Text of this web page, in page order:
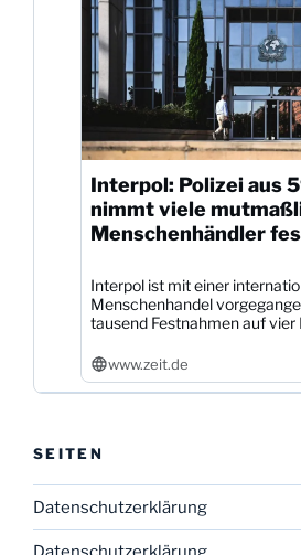
Interpol: Polizei aus
nimmt viele
Menschenhändler
Interpol ist mit einer
Menschenhandel
tausend Festnahmen auf vier
www.zeit.de
SEITEN
Datenschutzerklärung